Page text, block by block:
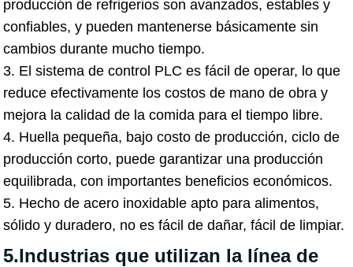
producción de refrigerios son avanzados, estables y
confiables, y pueden mantenerse básicamente sin
cambios durante mucho tiempo.
3. El sistema de control PLC es fácil de operar, lo que
reduce efectivamente los costos de mano de obra y
mejora la calidad de la comida para el tiempo libre.
4. Huella pequeña, bajo costo de producción, ciclo de
producción corto, puede garantizar una producción
equilibrada, con importantes beneficios económicos.
5. Hecho de acero inoxidable apto para alimentos,
sólido y duradero, no es fácil de dañar, fácil de limpiar.
5.Industrias que utilizan la línea de